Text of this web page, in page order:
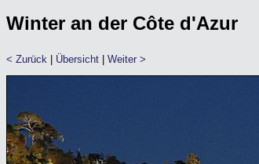
Winter an der Côte d'Azur
< Zurück Übersicht Weiter >